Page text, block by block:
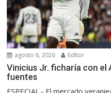
agosto 6, 2026 Editor
Vinicius Jr. ficharía con el
fuentes